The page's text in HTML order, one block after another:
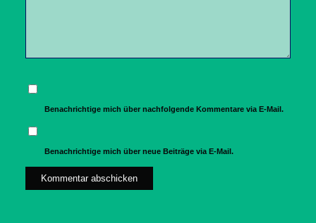
Benachrichtige mich über nachfolgende Kommentare via E-Mail.
Benachrichtige mich über neue Beiträge via E-Mail.